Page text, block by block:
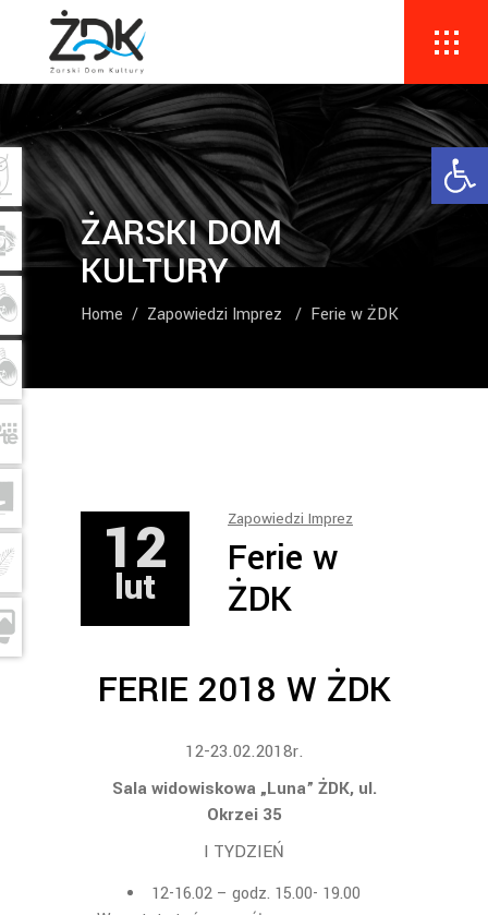
ŻARSKI DOM
KULTURY
Home / Zapowiedzi Imprez / Ferie w ŻDK
12
lut
Zapowiedzi Imprez
Ferie w
ŻDK
FERIE 2018 W ŻDK
12-23.02.2018r.
Sala widowiskowa „Luna” ŻDK, ul.
Okrzei 35
I TYDZIEŃ
12-16.02 – godz. 15.00- 19.00